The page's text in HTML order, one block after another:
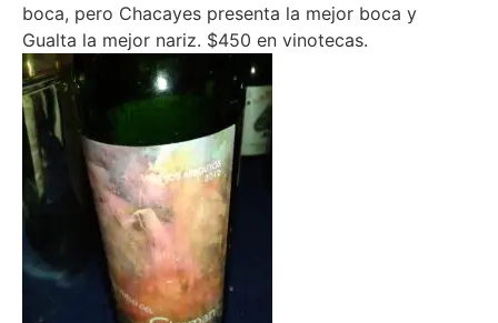
boca, pero Chacayes presenta la mejor boca y
Gualta la mejor nariz. $450 en vinotecas.